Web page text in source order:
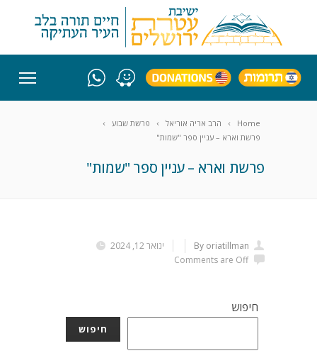
Home הרב אריה אוריאל
פרשת שבוע
פרשת וארא – עניין ספר "שמות"
פרשת וארא – עניין ספר "שמות"
ינואר 12, 2024
By oriatillman
Comments are Off
חיפוש
חיפוש